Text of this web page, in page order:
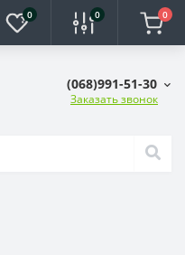
0 0 0
(068)991-51-30
Заказать звонок